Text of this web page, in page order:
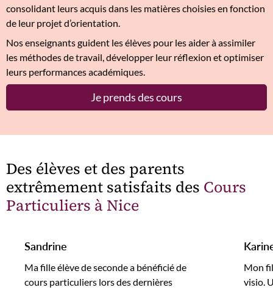
consolidant leurs acquis dans les matières choisies en fonction
de leur projet d’orientation.
Nos enseignants guident les élèves pour les aider à assimiler
les méthodes de travail, développer leur réflexion et optimiser
leurs performances académiques.
Je prends des cours
Des élèves et des parents
extrêmement satisfaits des Cours
Particuliers à Nice
Sandrine
Ma fille élève de seconde a bénéficié de
cours particuliers lors des dernières
Mon
visio.